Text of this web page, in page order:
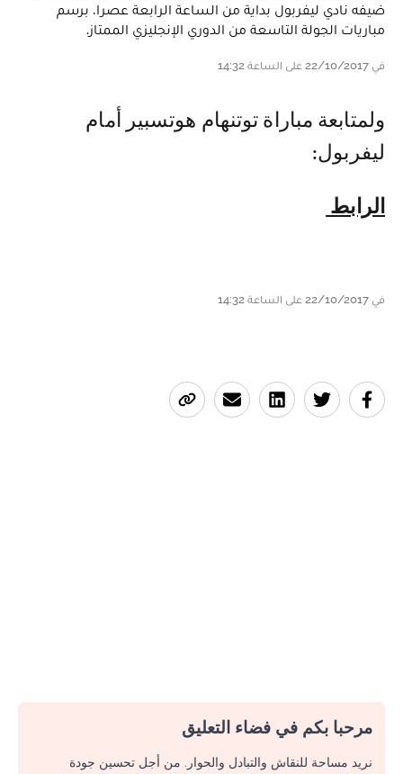
ضيفه نادي ليفربول بداية من الساعة الرابعة عصرا، برسم
مباريات الجولة التاسعة من الدوري الإنجليزي الممتاز.
في 22/10/2017 على الساعة 14:32
ولمتابعة مباراة توتنهام هوتسبير أمام
ليفربول:
الرابط
في 22/10/2017 على الساعة 14:32
مرحبا بكم في فضاء التعليق
نريد مساحة للنقاش والتبادل والحوار. من أجل تحسين جودة